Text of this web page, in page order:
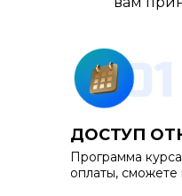
ДОСТУП
Программа
оплаты, сможете